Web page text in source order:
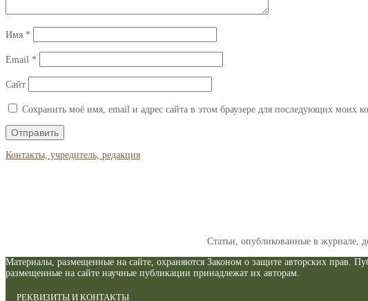
Имя *
Email *
Сайт
Сохранить моё имя, email и адрес сайта в этом браузере для последующих моих
Контакты, учредитель, редакция
Статьи, опубликованные в журнале,
Материалы, размещенные на сайте, охраняются Законом о защите авторских прав.
размещенные на сайте научные публикации принадлежат их авторам.
РЕКВИЗИТЫ И КОНТАКТЫ